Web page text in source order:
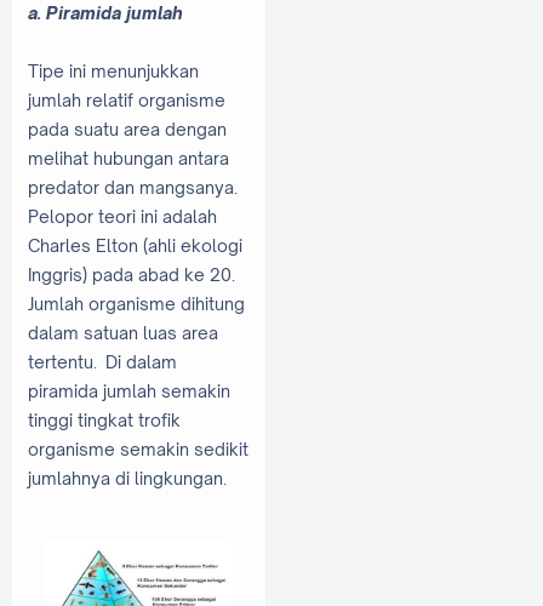
a. Piramida jumlah
Tipe ini menunjukkan
jumlah relatif organisme
pada suatu area dengan
melihat hubungan antara
predator dan mangsanya.
Pelopor teori ini adalah
Charles Elton (ahli ekologi
Inggris) pada abad ke 20.
Jumlah organisme dihitung
dalam satuan luas area
tertentu. Di dalam
piramida jumlah semakin
tinggi tingkat trofik
organisme semakin sedikit
jumlahnya di lingkungan.